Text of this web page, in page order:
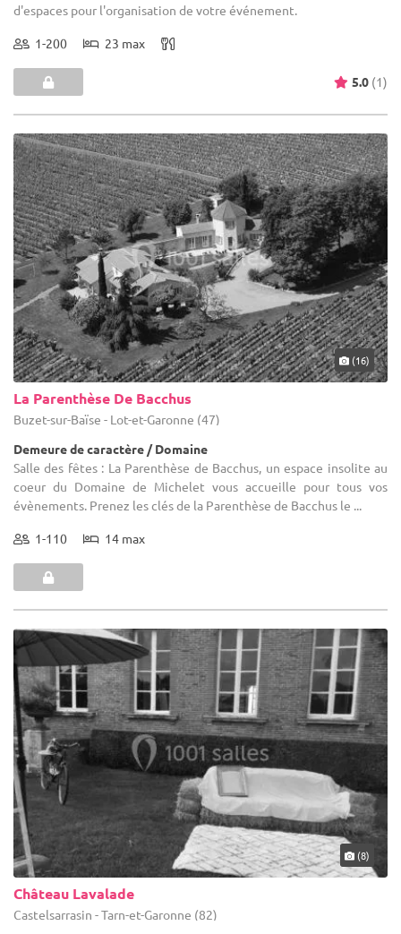
d'espaces pour l'organisation de votre événement.
1-200 23 max
5.0 (1)
(16)
La Parenthèse De Bacchus
Buzet-sur-Baïse - Lot-et-Garonne (47)
Demeure de caractère / Domaine
Salle des fêtes : La Parenthèse de Bacchus, un espace insolite au
coeur du Domaine de Michelet vous accueille pour tous vos
évènements. Prenez les clés de la Parenthèse de Bacchus le ...
1-110 14 max
(8)
Château Lavalade
Castelsarrasin - Tarn-et-Garonne (82)